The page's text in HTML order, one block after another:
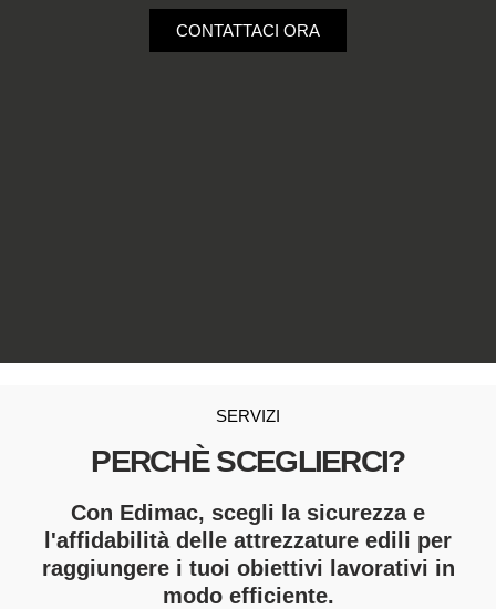
CONTATTACI ORA
SERVIZI
PERCHÈ SCEGLIERCI?
Con Edimac, scegli la sicurezza e
l'affidabilità delle attrezzature edili per
raggiungere i tuoi obiettivi lavorativi in
modo efficiente.